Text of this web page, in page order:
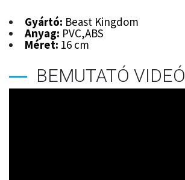
Gyártó: Beast Kingdom
Anyag: PVC,ABS
Méret: 16 cm
BEMUTATÓ VIDEÓ